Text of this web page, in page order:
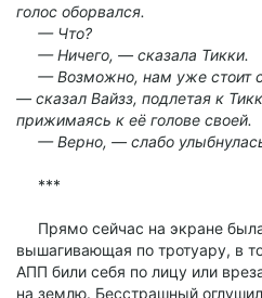
голос оборвался.
— Что?
— Ничего, — сказала Тикки.
— Возможно, нам уже стоит
— сказал Вайзз, подлетая к
прижимаясь к её голове своей.
— Верно, — слабо
***
Прямо сейчас на экране
вышагивающая по тротуару, в
АПП били себя по лицу или
на землю. Бесстрашный